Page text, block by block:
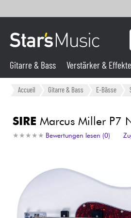
Gitarre & Bass
Synths & samplers
Licht
Gitarre & Bass Verstärker & Effekte
Accueil Gitarre & Bass E-Bässe
SIRE Marcus Miller P7
★ ★ ★ ★ ★
★ ★ ★ ★ ★ Bewertungen lesen (0)